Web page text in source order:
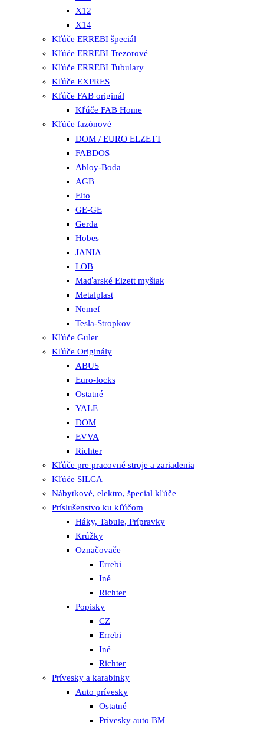
X12
X14
Kľúče ERREBI špeciál
Kľúče ERREBI Trezorové
Kľúče ERREBI Tubulary
Kľúče EXPRES
Kľúče FAB originál
Kľúče FAB Home
Kľúče fazónové
DOM / EURO ELZETT
FABDOS
Abloy-Boda
AGB
Elto
GE-GE
Gerda
Hobes
JANIA
LOB
Maďarské Elzett myšiak
Metalplast
Nemef
Tesla-Stropkov
Kľúče Guler
Kľúče Originály
ABUS
Euro-locks
Ostatné
YALE
DOM
EVVA
Richter
Kľúče pre pracovné stroje a zariadenia
Kľúče SILCA
Nábytkové, elektro, špecial kľúče
Príslušenstvo ku kľúčom
Háky, Tabule, Prípravky
Krúžky
Označovače
Errebi
Iné
Richter
Popisky
CZ
Errebi
Iné
Richter
Prívesky a karabinky
Auto prívesky
Ostatné
Prívesky auto BM